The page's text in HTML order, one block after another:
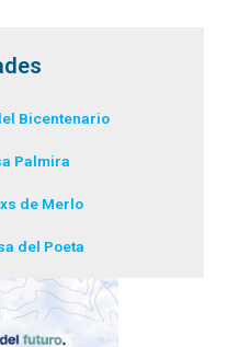
Bicentenario
Palmira
de Merlo
del Poeta